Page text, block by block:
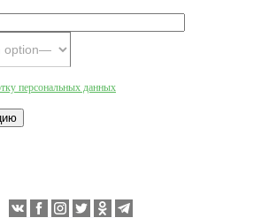
персональных данных